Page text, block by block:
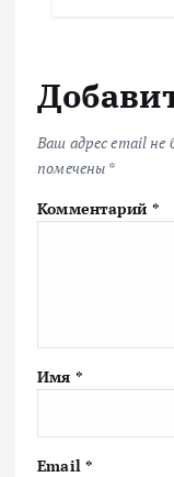
Ваш адрес email не
помечены *
Комментарий *
Имя *
Email *